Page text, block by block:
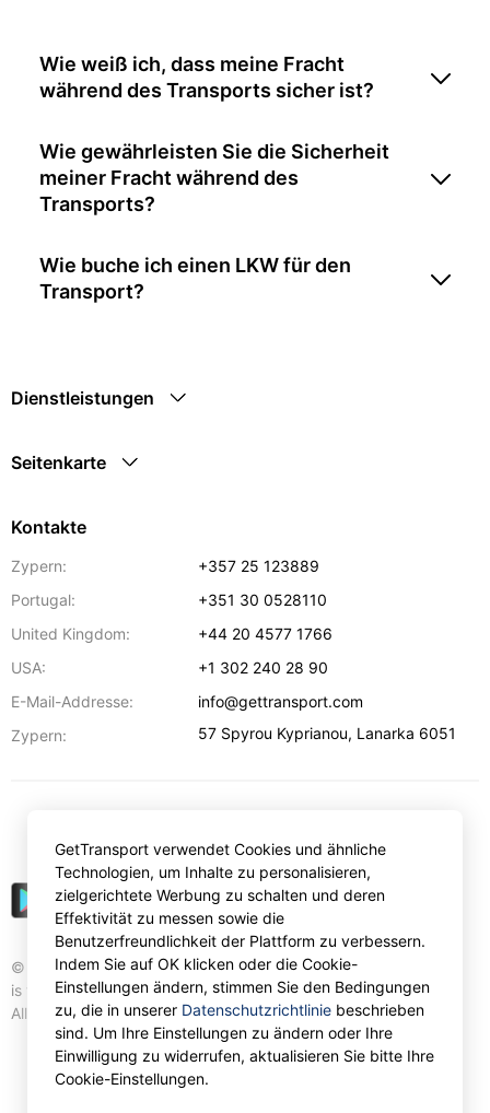
Wie weiß ich, dass meine Fracht
während des Transports sicher ist?
Wie gewährleisten Sie die Sicherheit
meiner Fracht während des
Transports?
Wie buche ich einen LKW für den
Transport?
Dienstleistungen
Seitenkarte
Kontakte
Zypern:
+357 25 123889
Portugal:
+351 30 0528110
United Kingdom:
+44 20 4577 1766
USA:
+1 302 240 28 90
E-Mail-Addresse:
info@gettransport.com
Zypern:
57 Spyrou Kyprianou, Lanarka 6051
© Gettransport International Limited. GetTransport®
is trademark of Gettransport International Limited.
All rights reserved.
GetTransport verwendet Cookies und ähnliche
Technologien, um Inhalte zu personalisieren,
zielgerichtete Werbung zu schalten und deren
Effektivität zu messen sowie die
Benutzerfreundlichkeit der Plattform zu verbessern.
Indem Sie auf OK klicken oder die Cookie-
Einstellungen ändern, stimmen Sie den Bedingungen
zu, die in unserer Datenschutzrichtlinie beschrieben
sind. Um Ihre Einstellungen zu ändern oder Ihre
Einwilligung zu widerrufen, aktualisieren Sie bitte Ihre
Cookie-Einstellungen.